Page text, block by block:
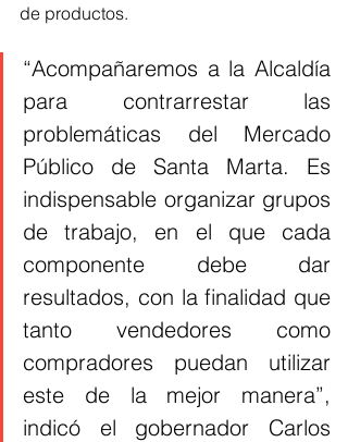
de productos.
“Acompañaremos a la Alcaldía
para contrarrestar las
problemáticas del Mercado
Público de Santa Marta. Es
indispensable organizar grupos
de trabajo, en el que cada
componente debe dar
resultados, con la finalidad que
tanto vendedores como
compradores puedan utilizar
este de la mejor manera”,
indicó el gobernador Carlos